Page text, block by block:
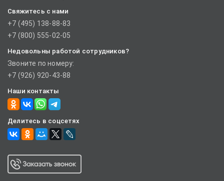
Свяжитесь с нами
+7 (495) 138-88-83
+7 (800) 555-02-05
Недовольны работой сотрудников?
Звоните по номеру:
+7 (926) 920-43-88
Наши контакты
Делитесь в соцсетях